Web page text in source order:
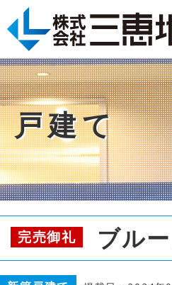
戸建て
完売御礼 ブル